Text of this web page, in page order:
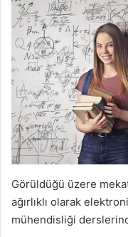
Görüldüğü üzere
ağırlıklı olarak
mühendisliği